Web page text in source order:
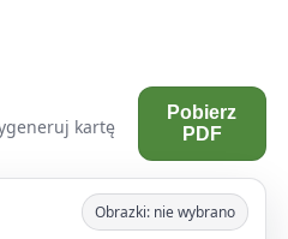
kartę
Pobierz
PDF
Obrazki: nie wybrano